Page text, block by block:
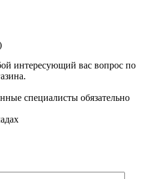
интересующий вас вопрос по
специалисты обязательно